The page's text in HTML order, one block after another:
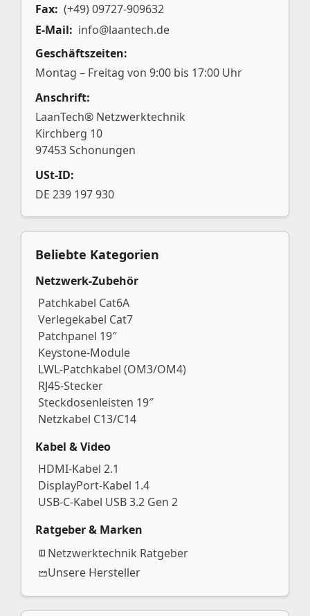
Fax: (+49) 09727-909632
E-Mail: info@laantech.de
Geschäftszeiten:
Montag – Freitag von 9:00 bis 17:00 Uhr
Anschrift:
LaanTech® Netzwerktechnik
Kirchberg 10
97453 Schonungen
USt-ID:
DE 239 197 930
Beliebte Kategorien
Netzwerk-Zubehör
Patchkabel Cat6A
Verlegekabel Cat7
Patchpanel 19″
Keystone-Module
LWL-Patchkabel (OM3/OM4)
RJ45-Stecker
Steckdosenleisten 19″
Netzkabel C13/C14
Kabel & Video
HDMI-Kabel 2.1
DisplayPort-Kabel 1.4
USB-C-Kabel USB 3.2 Gen 2
Ratgeber & Marken
Netzwerktechnik Ratgeber
Unsere Hersteller